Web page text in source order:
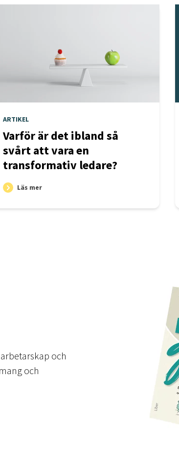
ARTIKEL
Varför är det ibland så
svårt att vara en
transformativ ledare?
Läs mer
och
och